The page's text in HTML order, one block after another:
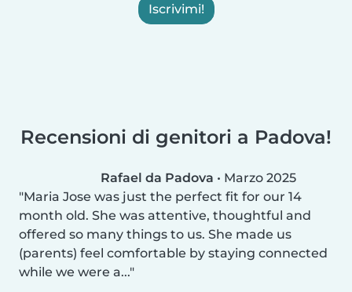
Iscrivimi!
Recensioni di genitori a Padova!
Rafael da Padova • Marzo 2025
Maria Jose was just the perfect fit for our 14
month old. She was attentive, thoughtful and
offered so many things to us. She made us
(parents) feel comfortable by staying connected
while we were a...